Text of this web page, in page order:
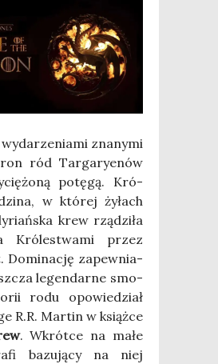
zna­ny­mi
ród Tar­ga­ry­enów
potę­gą. Kró­
w któ­rej żyłach
krew rzą­dzi­ła
Kró­le­stwa­mi przez
Domi­na­cję zapew­nia­
legen­dar­ne smo­
rodu opo­wie­dział
R.R. Mar­tin w książ­ce
. Wkrót­ce na małe
bazu­ją­cy na niej